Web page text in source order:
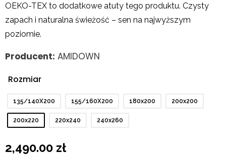
OEKO-TEX to dodatkowe atuty tego produktu. Czysty
zapach i naturalna świeżość – sen na najwyższym
poziomie.
Producent: AMIDOWN
Rozmiar
135/140X200 155/160X200 180x200 200x200
200x220 220x240 240x260
2,490.00 zł